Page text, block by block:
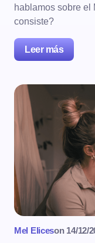
hablamos sobre el
consiste?
Leer más
Mel Eliceson 14/12/